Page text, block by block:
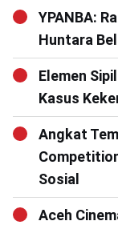
YPANBA:
Huntara
Elemen
Kasus
Angkat
Sosial
Aceh